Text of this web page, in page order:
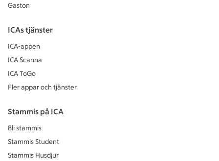
Gaston
ICAs tjänster
ICA-appen
ICA Scanna
ICA ToGo
Fler appar och tjänster
Stammis på ICA
Bli stammis
Stammis Student
Stammis Husdjur